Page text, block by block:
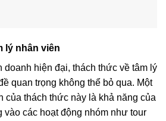
lý nhân viên
doanh hiện đại, thách thức về tâm lý
quan trọng không thể bỏ qua. Một
của thách thức này là khả năng của
vào các hoạt động nhóm như tour